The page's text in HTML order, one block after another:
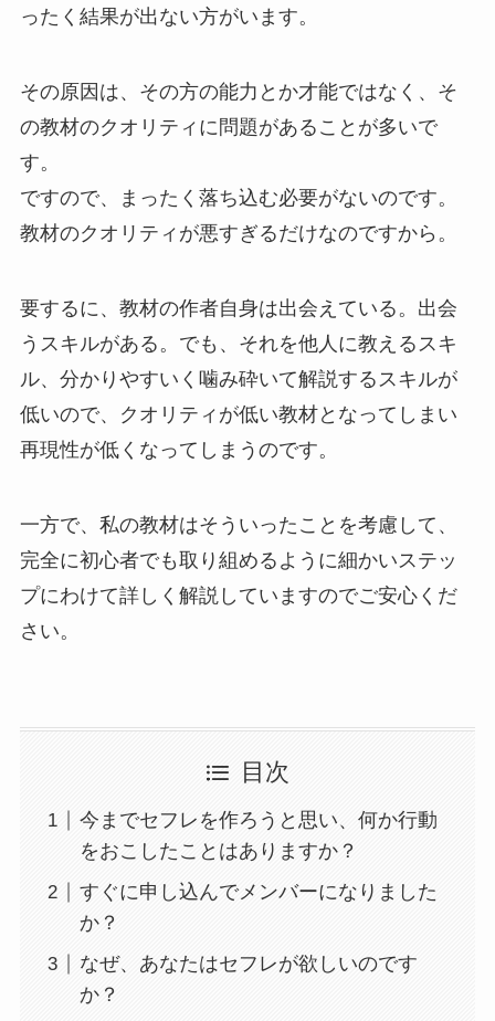
ったく結果が出ない方がいます。
その原因は、その方の能力とか才能ではなく、そ
の教材のクオリティに問題があることが多いで
す。
ですので、まったく落ち込む必要がないのです。
教材のクオリティが悪すぎるだけなのですから。
要するに、教材の作者自身は出会えている。出会
うスキルがある。でも、それを他人に教えるスキ
ル、分かりやすいく噛み砕いて解説するスキルが
低いので、クオリティが低い教材となってしまい
再現性が低くなってしまうのです。
一方で、私の教材はそういったことを考慮して、
完全に初心者でも取り組めるように細かいステッ
プにわけて詳しく解説していますのでご安心くだ
さい。
目次
今までセフレを作ろうと思い、何か行動
をおこしたことはありますか？
すぐに申し込んでメンバーになりました
か？
なぜ、あなたはセフレが欲しいのです
か？